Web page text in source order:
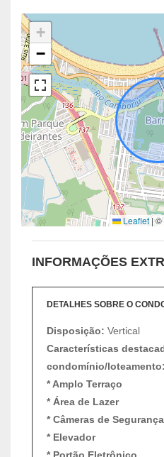
+
−
Leaflet|©
INFORMAÇÕES
DETALHES SOBRE O
Disposição: Vertical
Características
condomínio/loteamento:
* Amplo Terraço
* Área de Lazer
* Câmeras de Segurança
* Elevador
* Portão Eletrônico